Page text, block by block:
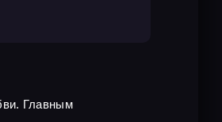
Главным